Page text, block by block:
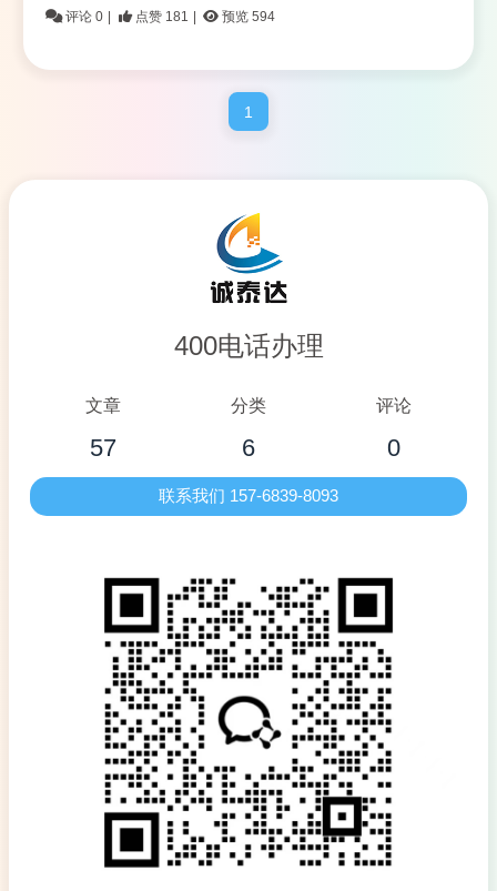
评论 0
点赞 181 预览 594
1
400电话办理
文章
57
分类
6
评论
0
联系我们 157-6839-8093